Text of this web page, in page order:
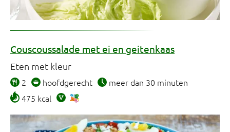
Couscoussalade met ei en geitenkaas
Eten met kleur
2 hoofdgerecht
meer dan 30 minuten
475 kcal